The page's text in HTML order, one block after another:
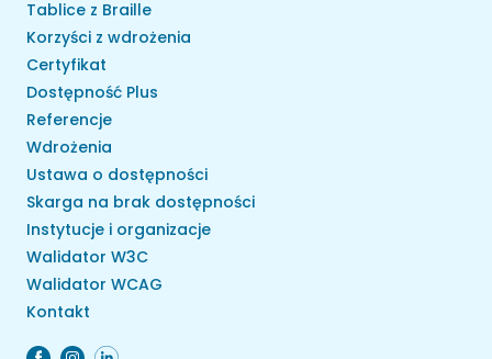
Tablice z Braille
Korzyści z wdrożenia
Certyfikat
Dostępność Plus
Referencje
Wdrożenia
Ustawa o dostępności
Skarga na brak dostępności
Instytucje i organizacje
Walidator W3C
Walidator WCAG
Kontakt